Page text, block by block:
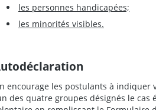
les personnes handicapées;
les minorités visibles.
encourage les postulants à indiquer
des quatre groupes désignés le